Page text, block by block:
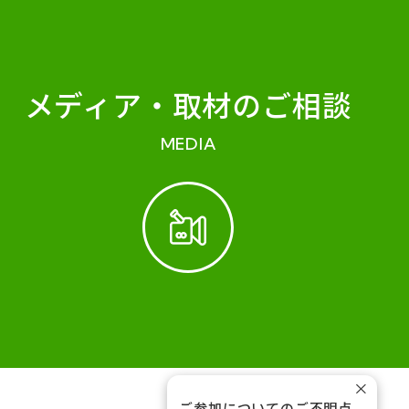
メディア・ 取材のご相談
MEDIA
×